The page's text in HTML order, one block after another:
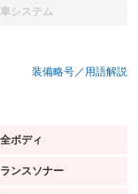
システム
し
装備略号／用語解説
ボディ
り
ンスソナー
り